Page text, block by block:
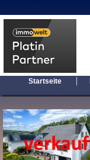
Startseite |